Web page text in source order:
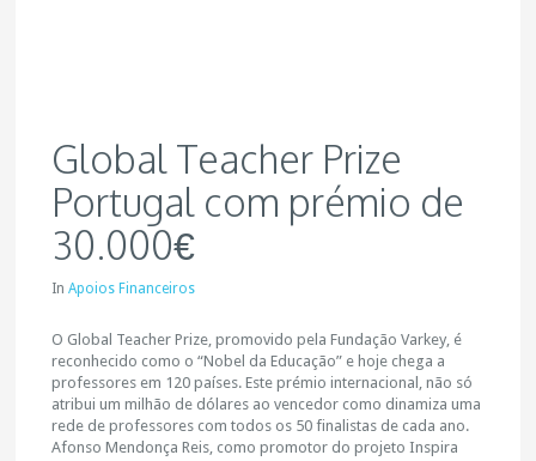
Global Teacher Prize
Portugal com prémio de
30.000€
InApoios Financeiros
O Global Teacher Prize, promovido pela Fundação Varkey, é
reconhecido como o “Nobel da Educação” e hoje chega a
professores em 120 países. Este prémio internacional, não só
atribui um milhão de dólares ao vencedor como dinamiza uma
rede de professores com todos os 50 finalistas de cada ano.
Afonso Mendonça Reis, como promotor do projeto Inspira